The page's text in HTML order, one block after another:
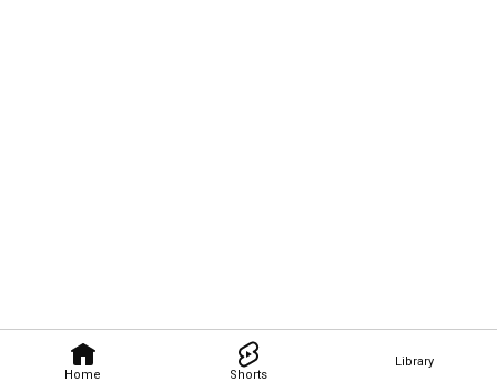
Home Shorts
Library